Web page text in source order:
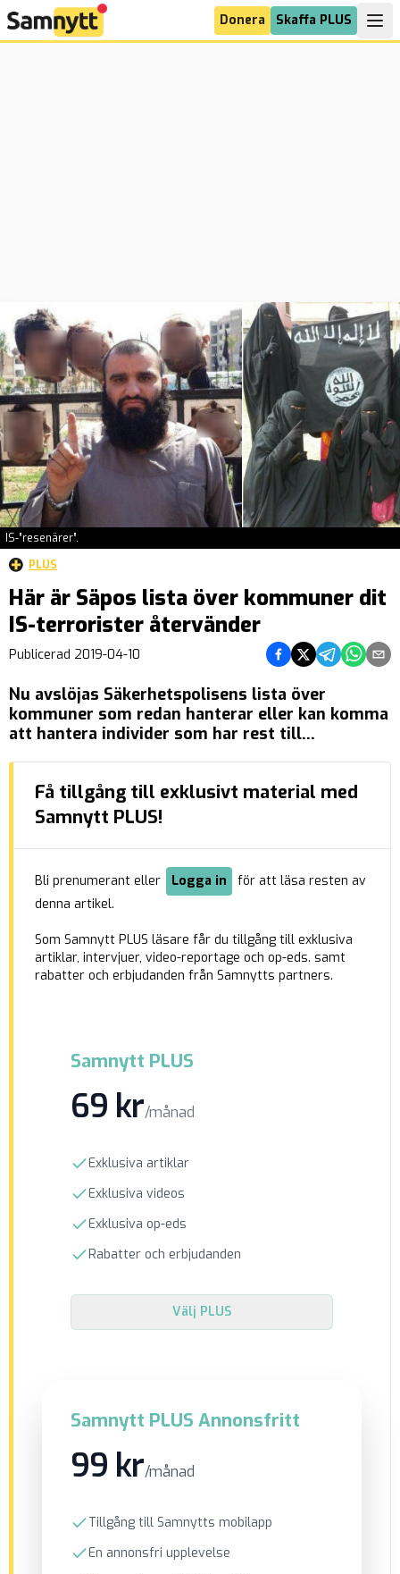
Donera Skaffa PLUS
IS-”resenärer”.
PLUS
Här är Säpos lista över kommuner dit
IS-terrorister återvänder
Publicerad 2019-04-10 Dela på Facebook
Dela på Twitter
Dela på
Dela
Nu avslöjas Säkerhetspolisens lista över
kommuner som redan hanterar eller kan komma
att hantera individer som har rest till
i det heliga terrorkriget med IS. Av dessa uppges
omkring 150 personer ha återvänt till Sverige.
För en kort tid sedan föll […]
Få tillgång till exklusivt material med
Samnytt PLUS!
Bli prenumerant eller Logga in
för att läsa resten av
denna artikel.
Som Samnytt PLUS läsare får du tillgång till exklusiva
artiklar, intervjuer, video-reportage och op-eds. samt
rabatter och erbjudanden från Samnytts partners.
Samnytt PLUS
69 kr/månad
Exklusiva artiklar
Exklusiva videos
Exklusiva op-eds
Rabatter och erbjudanden
Välj PLUS
Samnytt PLUS Annonsfritt
99 kr/månad
Tillgång till Samnytts mobilapp
En annonsfri upplevelse